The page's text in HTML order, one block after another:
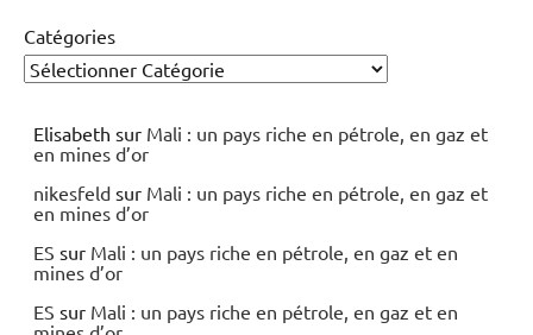
Catégories
Elisabeth sur Mali : un pays riche en pétrole, en gaz et
en mines d’or
nikesfeld sur Mali : un pays riche en pétrole, en gaz et
en mines d’or
ES sur Mali : un pays riche en pétrole, en gaz et en
mines d’or
ES sur Mali : un pays riche en pétrole, en gaz et en